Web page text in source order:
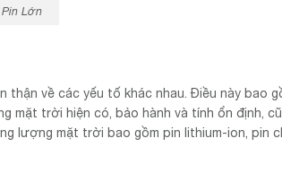
Lớn
về các yếu tố khác nhau. Điều này bao
mặt trời hiện có, bảo hành và tính ổn định,
lượng mặt trời bao gồm pin lithium-ion, pin